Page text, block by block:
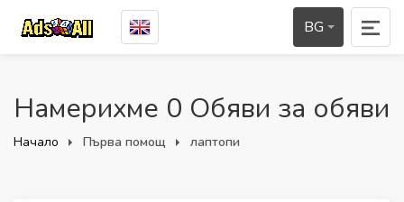
BG
Намерихме 0 Обяви за обяви
Начало Първа помощ лаптопи